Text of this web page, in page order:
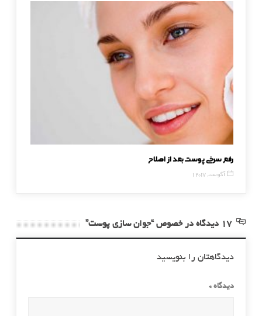
رفع سرخی پوست بعد از اصلاح
1 آگوست, 2017
17 دیدگاه در خصوص “جوان سازی پوست”
دیدگاهتان را بنویسید
دیدگاه *